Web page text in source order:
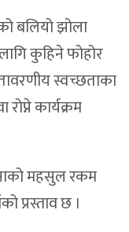
बलियो झोला
कुहिने फोहोर
स्वच्छताका
कार्यक्रम
महसुल रकम
प्रस्ताव छ ।